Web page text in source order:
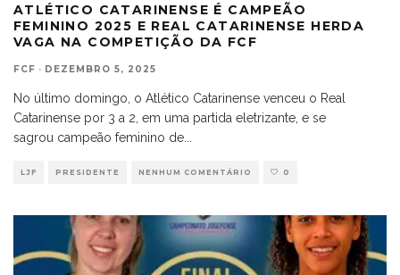
ATLÉTICO CATARINENSE É CAMPEÃO
FEMININO 2025 E REAL CATARINENSE HERDA
VAGA NA COMPETIÇÃO DA FCF
FCF · DEZEMBRO 5, 2025
No último domingo, o Atlético Catarinense venceu o Real
Catarinense por 3 a 2, em uma partida eletrizante, e se
sagrou campeão feminino de
LJF PRESIDENTE NENHUM COMENTÁRIO 0